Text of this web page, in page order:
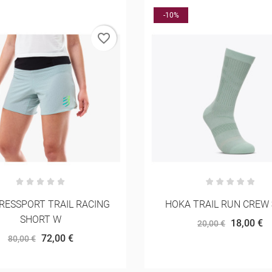
TRAIL RUN CREW SOCK
20,00 € 18,00 €
favorite_border
-10%
HOKA GLIDETECH
MULHER